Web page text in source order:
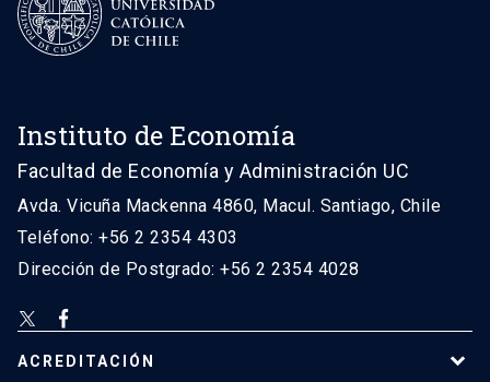
Instituto de Economía
Facultad de Economía y Administración UC
Avda. Vicuña Mackenna 4860, Macul. Santiago, Chile
Teléfono: +56 2 2354 4303
Dirección de Postgrado: +56 2 2354 4028
ACREDITACIÓN